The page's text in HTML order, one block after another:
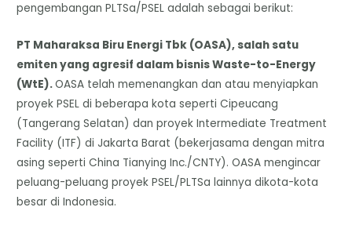
pengembangan PLTSa/PSEL adalah sebagai berikut:
PT Maharaksa Biru Energi Tbk (OASA), salah satu
emiten yang agresif dalam bisnis Waste-to-Energy
(WtE).OASA telah memenangkan dan atau menyiapkan
proyek PSEL di beberapa kota seperti Cipeucang
(Tangerang Selatan) dan proyek Intermediate Treatment
Facility (ITF) di Jakarta Barat (bekerjasama dengan mitra
asing seperti China Tianying Inc./CNTY). OASA mengincar
peluang-peluang proyek PSEL/PLTSa lainnya dikota-kota
besar di Indonesia.